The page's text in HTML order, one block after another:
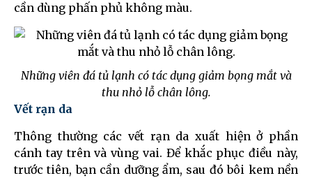
cần dùng phấn phủ không màu.
Những viên đá tủ lạnh có tác dụng giảm bọng mắt và
thu nhỏ lỗ chân lông.
Vết rạn da
Thông thường các vết rạn da xuất hiện ở phần
cánh tay trên và vùng vai. Để khắc phục điều này,
trước tiên, bạn cần dưỡng ẩm, sau đó bôi kem nền